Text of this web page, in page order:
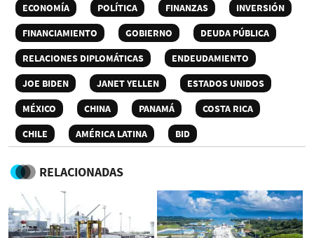
ECONOMÍA POLÍTICA FINANZAS
INVERSIÓN
FINANCIAMIENTO
GOBIERNO
DEUDA PÚBLICA
RELACIONES DIPLOMÁTICAS
ENDEUDAMIENTO
JOE BIDEN
JANET YELLEN
ESTADOS UNIDOS
MÉXICO
CHINA PANAMÁ
COSTA RICA
CHILE
AMÉRICA LATINA BID
RELACIONADAS